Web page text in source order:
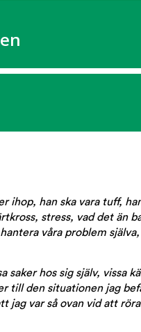
ihop, han ska vara tuff,
stress, vad det än
våra problem
saker hos sig själv, vissa
till den situationen jag
jag var så ovan vid att